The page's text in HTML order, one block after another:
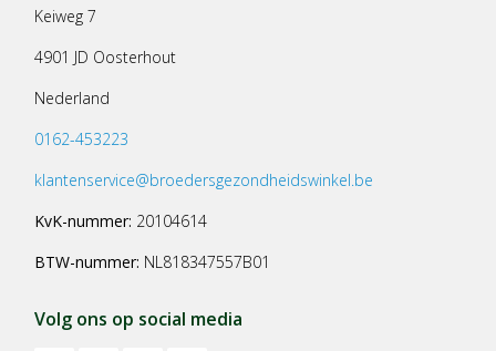
Keiweg 7
4901 JD Oosterhout
Nederland
0162-453223
klantenservice@broedersgezondheidswinkel.be
KvK-nummer: 20104614
BTW-nummer: NL818347557B01
Volg ons op social media